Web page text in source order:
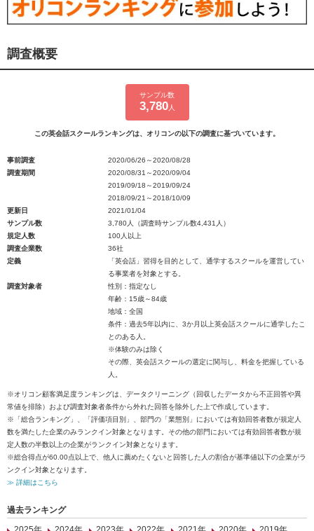
調査概要
サンプル数
3,780人
この英会話スクールランキングは、オリコンの以下の調査に基づいています。
事前調査
2020/06/26～2020/08/28
調査期間
2020/08/31～2020/09/04
2019/09/18～2019/09/24
2018/09/21～2018/10/09
更新日
2021/01/04
サンプル数
3,780人（調査時サンプル数4,431人）
規定人数
100人以上
調査企業数
36社
定義
「英会話」習得を目的として、通学するスクールを運営してい
る事業者を対象とする。
調査対象者
性別：指定なし
年齢：15歳～84歳
地域：全国
条件：過去5年以内に、3か月以上英会話スクールに通学したこ
とのある人。
※体験のみは除く
その際、英会話スクールの選定に関与し、料金を把握している
人。
※オリコン顧客満足度ランキングは、データクリーニング（回収したデータから不正回答や異
常値を排除）および調査対象者条件から外れた回答を除外した上で作成しています。
※「総合ランキング」、「評価項目別」、部門の「業態別」においては有効回答者数が規定人
数を満たした企業のみランクイン対象となります。その他の部門においては有効回答者数が規
定人数の半数以上の企業がランクイン対象となります。
※総合得点が60.00点以上で、他人に薦めたくないと回答した人の割合が基準値以下の企業がラ
ンクイン対象となります。
≫ 詳細はこちら
過去ランキング